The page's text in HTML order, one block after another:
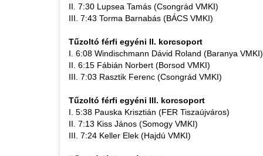
II. 7:30 Lupsea Tamás (Csongrád VMKI)
III. 7:43 Torma Barnabás (BÁCS VMKI)
Tűzoltó férfi egyéni II. korcsoport
I. 6:08 Windischmann Dávid Roland (Baranya VMKI)
II. 6:15 Fábián Norbert (Borsod VMKI)
III. 7:03 Rasztik Ferenc (Csongrád VMKI)
Tűzoltó férfi egyéni III. korcsoport
I. 5:38 Pauska Krisztián (FER Tiszaújváros)
II. 7:13 Kiss János (Somogy VMKI)
III. 7:24 Keller Elek (Hajdú VMKI)